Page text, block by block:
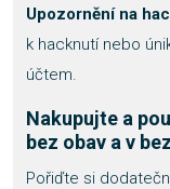
Upozornění na
k hacknutí nebo
účtem.
Nakupujte a
bez obav a v
Pořiďte si